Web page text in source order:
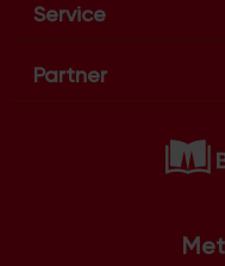
Service
Partner